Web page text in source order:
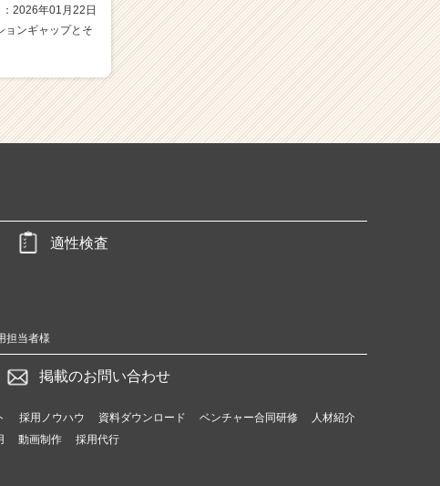
2026年01月22日
ョンギャップとそ
適性検査
担当者様
掲載のお問い合わせ
採用ノウハウ 資料ダウンロード ベンチャー合同研修
人材紹介
動画制作 採用代行